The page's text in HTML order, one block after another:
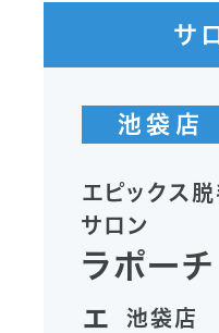
サ
池袋店
エピックス脱
サロン
ラポーチ
ェ
池袋店